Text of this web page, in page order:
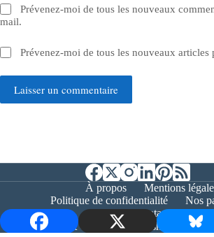
Prévenez-moi de tous les nouveaux
mail.
Prévenez-moi de tous les nouveaux articles
Laisser un commentaire
À propos
Mentions
Politique de confidentialité
Nos
Contact
Copyright © 2026 - Bernieshoot.fr